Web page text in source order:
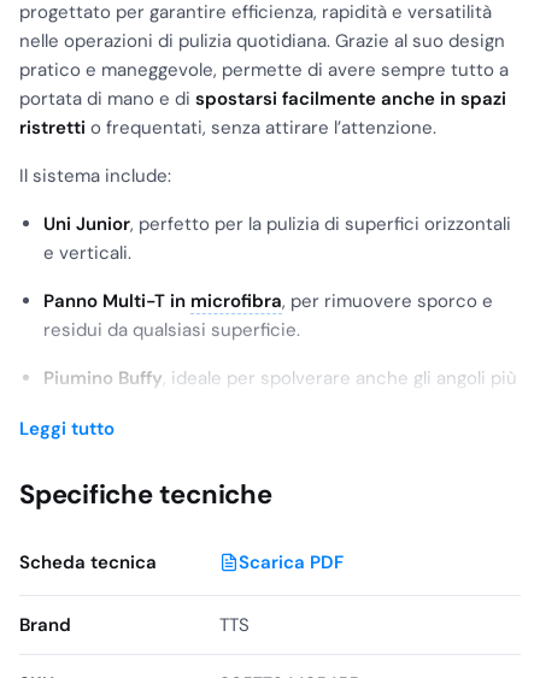
progettato per garantire efficienza, rapidità e versatilità
nelle operazioni di pulizia quotidiana. Grazie al suo design
pratico e maneggevole, permette di avere sempre tutto a
portata di mano e di spostarsi facilmente anche in spazi
ristretti o frequentati, senza attirare l’attenzione.
Il sistema include:
Uni Junior, perfetto per la pulizia di superfici orizzontali
e verticali.
Panno Multi-T in microfibra, per rimuovere sporco e
residui da qualsiasi superficie.
Piumino Buffy, ideale per spolverare anche gli angoli più
asciugare le superfici lucide in una sola passata.
cercano praticità, efficacia e risultati impeccabili in tempi
ridotti.
Leggi tutto
Specifiche tecniche
Scheda tecnica Scarica PDF
Brand TTS